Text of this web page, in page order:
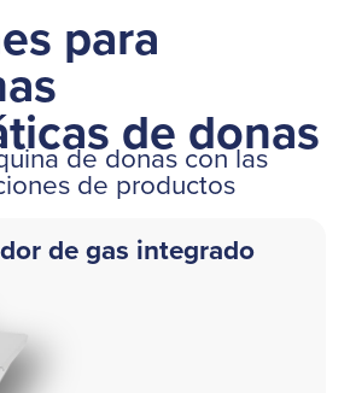
para
de donas
de donas con las
de productos
de gas integrado